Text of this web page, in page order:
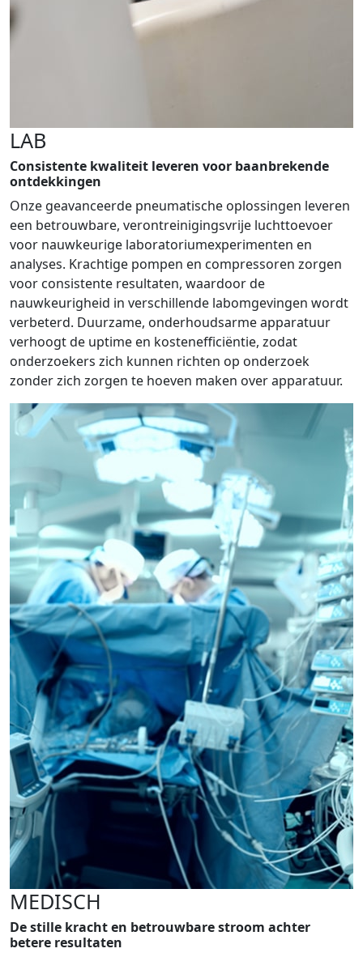
LAB
Consistente kwaliteit leveren voor baanbrekende
ontdekkingen
Onze geavanceerde pneumatische oplossingen leveren
een betrouwbare, verontreinigingsvrije luchttoevoer
voor nauwkeurige laboratoriumexperimenten en
analyses. Krachtige pompen en compressoren zorgen
voor consistente resultaten, waardoor de
nauwkeurigheid in verschillende labomgevingen wordt
verbeterd. Duurzame, onderhoudsarme apparatuur
verhoogt de uptime en kostenefficiëntie, zodat
onderzoekers zich kunnen richten op onderzoek
zonder zich zorgen te hoeven maken over apparatuur.
MEDISCH
De stille kracht en betrouwbare stroom achter
betere resultaten